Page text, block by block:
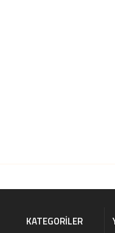
KATEGORILER